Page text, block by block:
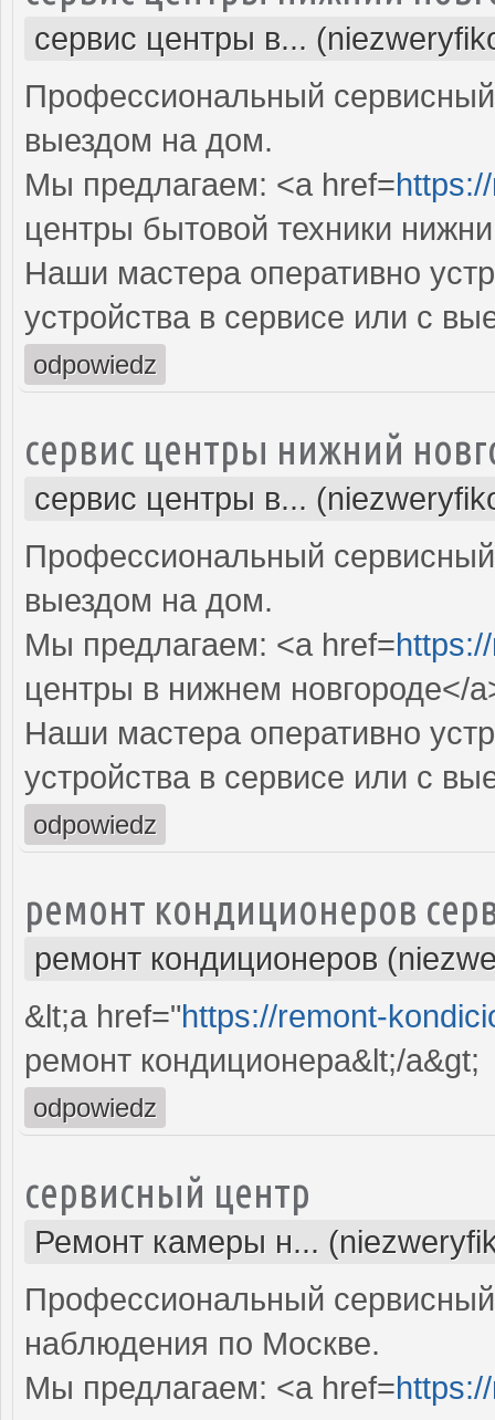
сервис центры в...
Профессиональный
выездом на дом.
Мы предлагаем: <a href=
центры бытовой техники
Наши мастера оперативно
устройства в сервисе или с
odpowiedz
сервис центры нижний
сервис центры в...
Профессиональный
выездом на дом.
Мы предлагаем: <a href=
центры в нижнем новгороде</
Наши мастера оперативно
устройства в сервисе или с
odpowiedz
ремонт кондиционеров
ремонт кондиционеров
&lt;a href="https://remont-
ремонт кондиционера&lt;/a&gt;
odpowiedz
сервисный центр
Ремонт камеры н...
Профессиональный
наблюдения по Москве.
Мы предлагаем: <a href=